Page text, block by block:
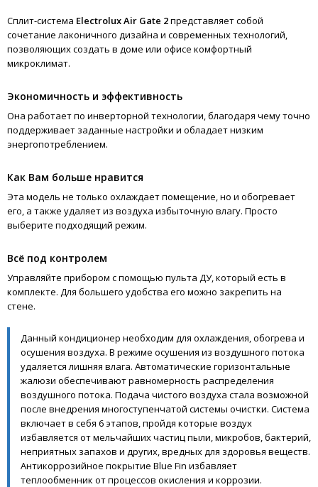
Сплит-система Electrolux Air Gate 2представляет собой
сочетание лаконичного дизайна и современных технологий,
позволяющих создать в доме или офисе комфортный
микроклимат.
Экономичность и эффективность
Она работает по инверторной технологии, благодаря чему точно
поддерживает заданные настройки и обладает низким
энергопотреблением.
Как Вам больше нравится
Эта модель не только охлаждает помещение, но и обогревает
его, а также удаляет из воздуха избыточную влагу. Просто
выберите подходящий режим.
Всё под контролем
Управляйте прибором с помощью пульта ДУ, который есть в
комплекте. Для большего удобства его можно закрепить на
стене.
Данный кондиционер необходим для охлаждения, обогрева и
осушения воздуха. В режиме осушения из воздушного потока
удаляется лишняя влага. Автоматические горизонтальные
жалюзи обеспечивают равномерность распределения
воздушного потока. Подача чистого воздуха стала возможной
после внедрения многоступенчатой системы очистки. Система
включает в себя 6 этапов, пройдя которые воздух
избавляется от мельчайших частиц пыли, микробов, бактерий,
неприятных запахов и других, вредных для здоровья веществ.
Антикоррозийное покрытие Blue Fin избавляет
теплообменник от процессов окисления и коррозии.